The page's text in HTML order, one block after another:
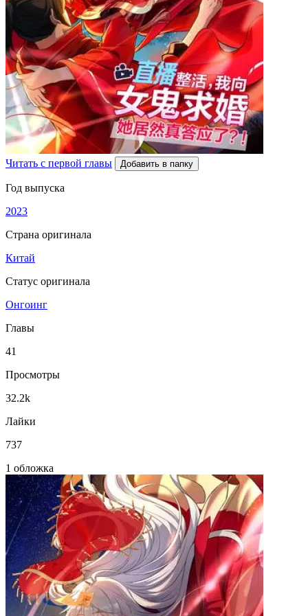
Читать с первой главы Добавить в папку
Год выпуска
2023
Страна оригинала
Китай
Статус оригинала
Онгоинг
Главы
41
Просмотры
32.2k
Лайки
737
1 обложка